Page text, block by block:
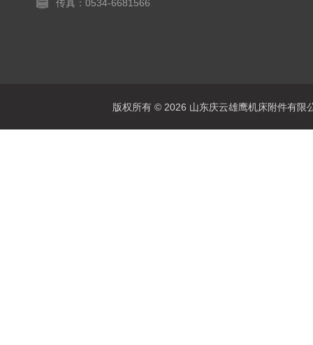
传真：0534-6681566
版权所有 © 2026 山东庆云雄鹰机床附件有